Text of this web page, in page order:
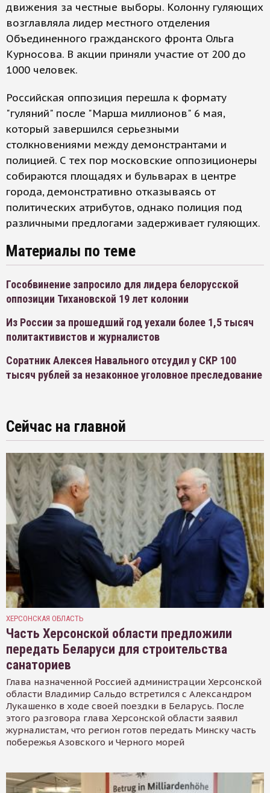
движения за честные выборы. Колонну гуляющих
возглавляла лидер местного отделения
Объединенного гражданского фронта Ольга
Курносова. В акции приняли участие от 200 до
1000 человек.
Российская оппозиция перешла к формату
"гуляний" после "Марша миллионов" 6 мая,
который завершился серьезными
столкновениями между демонстрантами и
полицией. С тех пор московские оппозиционеры
собираются площадях и бульварах в центре
города, демонстративно отказываясь от
политических атрибутов, однако полиция под
различными предлогами задерживает гуляющих.
Материалы по теме
Гособвинение запросило для лидера белорусской
оппозиции Тихановской 19 лет колонии
Из России за прошедший год уехали более 1,5 тысяч
политактивистов и журналистов
Соратник Алексея Навального отсудил у СКР 100
тысяч рублей за незаконное уголовное преследование
Сейчас на главной
ХЕРСОНСКАЯ ОБЛАСТЬ
Часть Херсонской области предложили
передать Беларуси для строительства
санаториев
Глава назначенной Россией администрации Херсонской
области Владимир Сальдо встретился с Александром
Лукашенко в ходе своей поездки в Беларусь. После
этого разговора глава Херсонской области заявил
журналистам, что регион готов передать Минску часть
побережья Азовского и Черного морей